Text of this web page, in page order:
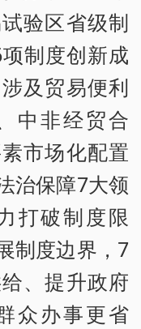
验区省级制
制度创新成
及贸易便利
中非经贸合
市场化配置
治保障7大领
打破制度限
制度边界，7
、提升政府
众办事更省